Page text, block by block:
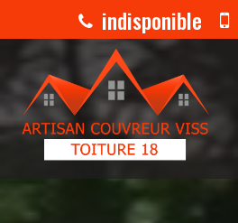
indisponible